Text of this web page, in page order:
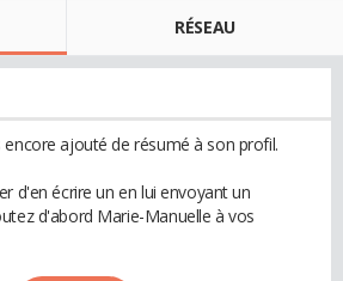
RÉSEAU
ajouté de résumé à son profil.
d'en écrire un en lui envoyant un
d'abord Marie-Manuelle à vos